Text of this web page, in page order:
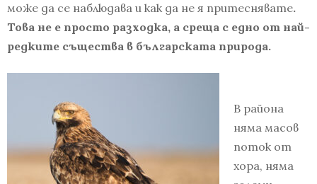
може да се наблюдава и как да не я притеснявате.
Това не е просто разходка, а среща с едно от най-
редките същества в българската природа.
В района
няма масов
поток от
хора, няма